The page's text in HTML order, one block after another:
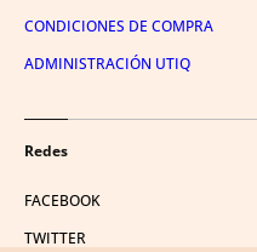
CONDICIONES DE COMPRA
ADMINISTRACIÓN UTIQ
Redes
FACEBOOK
TWITTER